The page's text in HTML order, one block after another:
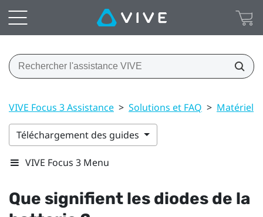
VIVE Focus 3 Assistance > Solutions et FAQ > Matériel
Téléchargement des guides
VIVE Focus 3 Menu
Que signifient les diodes de la